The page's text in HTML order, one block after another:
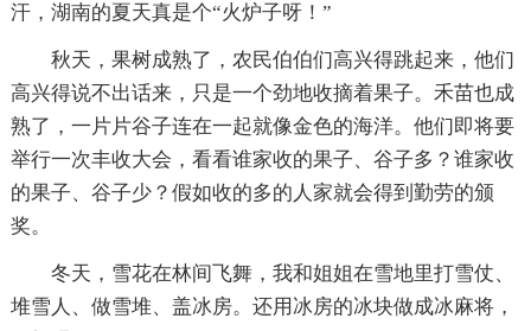
汗，湖南的夏天真是个“火炉子呀！”
秋天，果树成熟了，农民伯伯们高兴得跳起来，他们
高兴得说不出话来，只是一个劲地收摘着果子。禾苗也成
熟了，一片片谷子连在一起就像金色的海洋。他们即将要
举行一次丰收大会，看看谁家收的果子、谷子多？谁家收
的果子、谷子少？假如收的多的人家就会得到勤劳的颁
奖。
冬天，雪花在林间飞舞，我和姐姐在雪地里打雪仗、
堆雪人、做雪堆、盖冰房。还用冰房的冰块做成冰麻将，